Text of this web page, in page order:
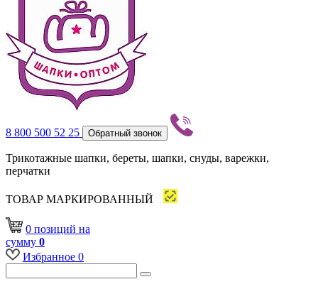
8 800 500 52 25 Обратный звонок
Трикотажные шапки, береты, шапки, снуды, варежки,
перчатки
ТОВАР МАРКИРОВАННЫЙ
0 позиций на
сумму 0
Избранное 0